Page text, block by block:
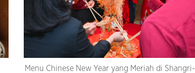
Menu Chinese New Year yang Meriah di Shangri-